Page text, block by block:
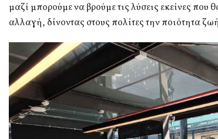
μαζί μπορούμε να βρούμε τις λύσεις εκείνες που
αλλαγή, δίνοντας στους πολίτες την ποιότητα